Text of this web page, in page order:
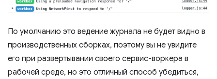
По умолчанию это ведение журнала не будет видно в
производственных сборках, поэтому вы не увидите
его при развертывании своего сервис-воркера в
рабочей среде, но это отличный способ убедиться,